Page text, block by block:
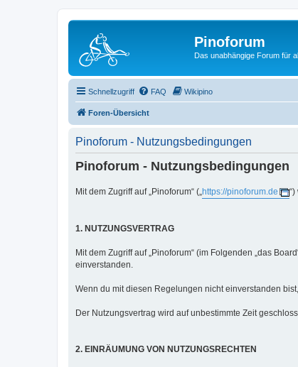
Pinoforum
Das unabhängige Forum für
Schnellzugriff FAQ Wikipino
Foren-Übersicht
Pinoforum - Nutzungsbedingungen
Pinoforum - Nutzungsbedingungen
Mit dem Zugriff auf „Pinoforum“ („ https://pinoforum.de
1. NUTZUNGSVERTRAG
Mit dem Zugriff auf „Pinoforum“ (im Folgenden „das
einverstanden.
Wenn du mit diesen Regelungen nicht einverstanden
Der Nutzungsvertrag wird auf unbestimmte Zeit
2. EINRÄUMUNG VON NUTZUNGSRECHTEN